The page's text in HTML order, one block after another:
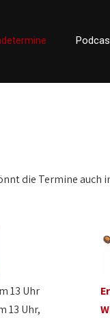
die Termine auch
13 Uhr
13 Uhr,